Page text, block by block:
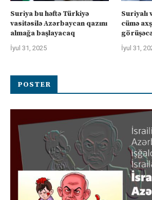
Suriya bu həftə Türkiyə
vasitəsilə Azərbaycan qazını
almağa başlayacaq
İyul 31, 2025
cümə
İyul 31,
POSTER